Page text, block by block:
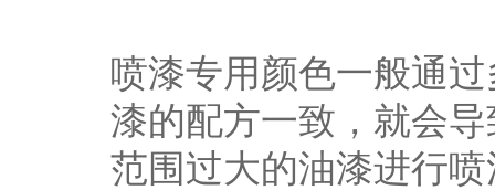
喷漆专用颜色一般通
漆的配方一致，就会
范围过大的油漆进行